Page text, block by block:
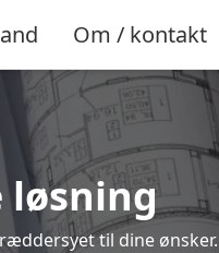
Om / kontakt
løsning
til dine ønsker.